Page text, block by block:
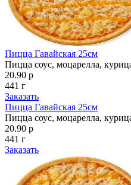
Пицца Гавайская 25см
Пицца соус, моцарелла,
20.90 р
441 г
Заказать
Пицца Гавайская 25см
Пицца соус, моцарелла,
20.90 р
441 г
Заказать